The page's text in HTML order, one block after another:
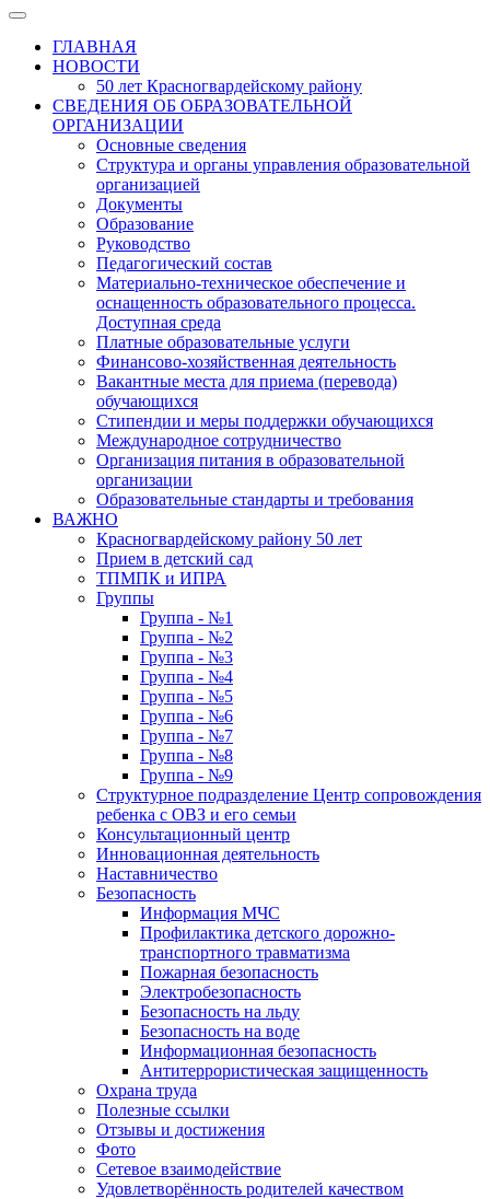
ГЛАВНАЯ
НОВОСТИ
50 лет Красногвардейскому району
СВЕДЕНИЯ ОБ ОБРАЗОВАТЕЛЬНОЙ
ОРГАНИЗАЦИИ
Основные сведения
Структура и органы управления образовательной
организацией
Документы
Образование
Руководство
Педагогический состав
Материально-техническое обеспечение и
оснащенность образовательного процесса.
Доступная среда
Платные образовательные услуги
Финансово-хозяйственная деятельность
Вакантные места для приема (перевода)
обучающихся
Стипендии и меры поддержки обучающихся
Международное сотрудничество
Организация питания в образовательной
организации
Образовательные стандарты и требования
ВАЖНО
Красногвардейскому району 50 лет
Прием в детский сад
ТПМПК и ИПРА
Группы
Группа - №1
Группа - №2
Группа - №3
Группа - №4
Группа - №5
Группа - №6
Группа - №7
Группа - №8
Группа - №9
Структурное подразделение Центр сопровождения
ребенка с ОВЗ и его семьи
Консультационный центр
Инновационная деятельность
Наставничество
Безопасность
Информация МЧС
Профилактика детского дорожно-
транспортного травматизма
Пожарная безопасность
Электробезопасность
Безопасность на льду
Безопасность на воде
Информационная безопасность
Антитеррористическая защищенность
Охрана труда
Полезные ссылки
Отзывы и достижения
Фото
Сетевое взаимодействие
Удовлетворённость родителей качеством